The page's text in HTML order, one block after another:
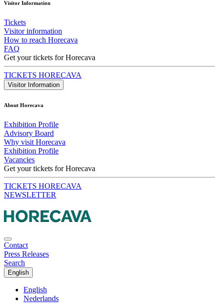
Visitor Information
Tickets
Visitor information
How to reach Horecava
FAQ
Get your tickets for Horecava
TICKETS HORECAVA
Visitor Information
About Horecava
Exhibition Profile
Advisory Board
Why visit Horecava
Exhibition Profile
Vacancies
Get your tickets for Horecava
TICKETS HORECAVA
NEWSLETTER
Contact
Press Releases
Search
English
English
Nederlands